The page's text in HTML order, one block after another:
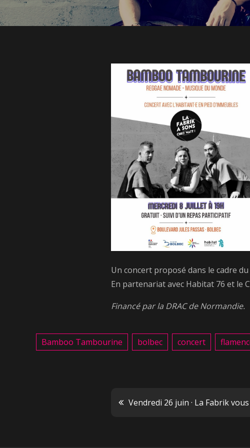
Un concert proposé dans le cadre
En partenariat avec Habitat 76 et le
Financé par la DRAC de Normandie.
Bamboo Tambourine bolbec concert
Navigation
Vendredi 26 juin · La Fabrik